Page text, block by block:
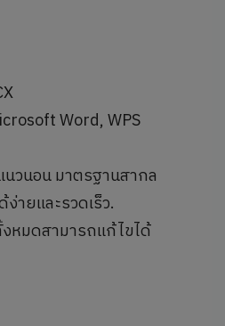
Word, WPS
วนอน มาตรฐานสากล
ายและรวดเร็ว.
หมดสามารถแก้ไขได้